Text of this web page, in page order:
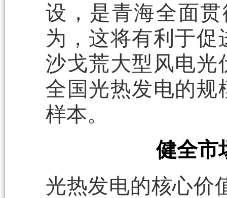
设，是青海全面
为，这将有利于
沙戈荒大型风电光
全国光热发电的规
样本。
健全市
光热发电的核心价